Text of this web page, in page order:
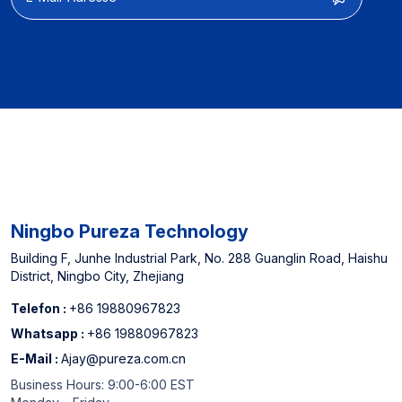
【Herstellerfahrung】】
Ningbo Pureza Technology
Building F, Junhe Industrial Park, No. 288 Guanglin Road, Haishu
District, Ningbo City, Zhejiang
Telefon : +86 19880967823
Whatsapp : +86 19880967823
E-Mail : Ajay@pureza.com.cn
Business Hours: 9:00-6:00 EST